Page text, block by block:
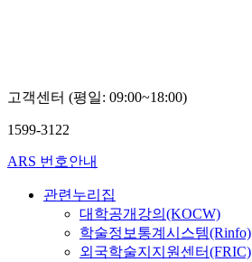
고객센터 (평일: 09:00~18:00)
1599-3122
ARS 번호안내
관련누리집
대학공개강의(KOCW)
학술정보통계시스템(Rinfo)
외국학술지지원센터(FRIC)